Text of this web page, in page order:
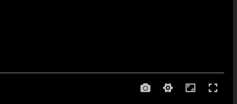
如遇无法播放请提交给我们